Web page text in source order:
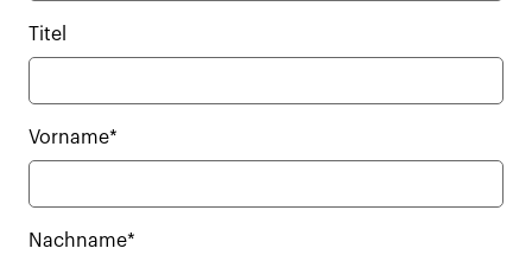
Titel
Vorname*
Nachname*